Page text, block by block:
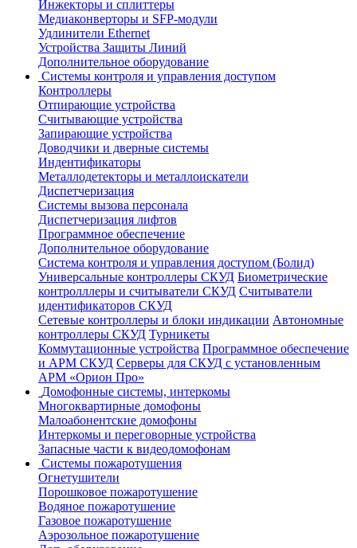
Инжекторы и сплиттеры
Медиаконверторы и SFP-модули
Удлинители Ethernet
Устройства Защиты Линий
Дополнительное оборудование
Системы контроля и управления доступом
Контроллеры
Отпирающие устройства
Считывающие устройства
Запирающие устройства
Доводчики и дверные системы
Индентификаторы
Металлодетекторы и металлоискатели
Диспетчеризация
Системы вызова персонала
Диспетчеризация лифтов
Программное обеспечение
Дополнительное оборудование
Система контроля и управления доступом (Болид)
Универсальные контроллеры СКУД Биометрические
контролллеры и считыватели СКУД Считыватели
идентификаторов СКУД
Сетевые контроллеры и блоки индикации Автономные
контроллеры СКУД Турникеты
Коммутационные устройства Программное обеспечение
и АРМ СКУД Серверы для СКУД с установленным
АРМ «Орион Про»
Домофонные системы, интеркомы
Многоквартирные домофоны
Малоабонентские домофоны
Интеркомы и переговорные устройства
Запасные части к видеодомофонам
Системы пожаротушения
Огнетушители
Порошковое пожаротушение
Водяное пожаротушение
Газовое пожаротушение
Аэрозольное пожаротушение